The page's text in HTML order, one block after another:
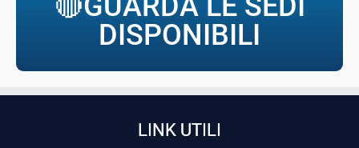
DISPONIBILI
LINK UTILI